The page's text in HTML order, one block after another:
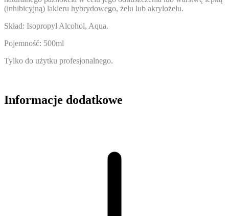
(inhibicyjną) lakieru hybrydowego, żelu lub akrylożelu.
Skład: Isopropyl Alcohol, Aqua.
Pojemność: 500ml
Tylko do użytku profesjonalnego.
Informacje dodatkowe